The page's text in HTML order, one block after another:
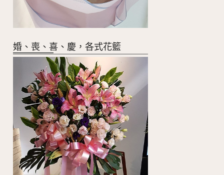
婚、喪、喜、慶，各式花籃